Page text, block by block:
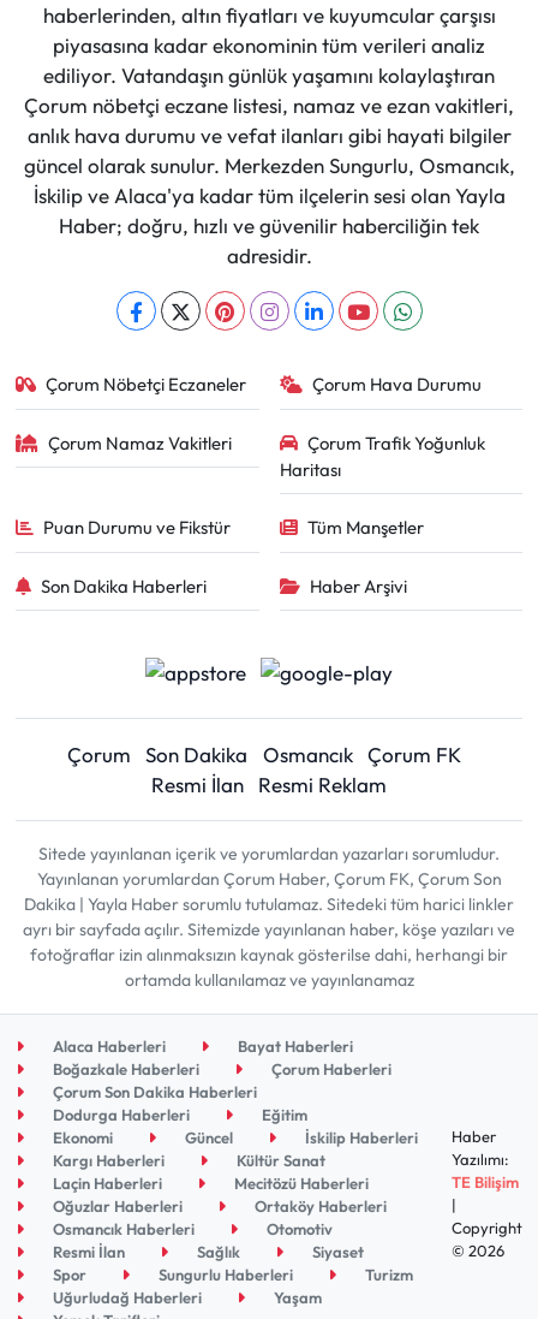
haberlerinden, altın fiyatları ve kuyumcular çarşısı
piyasasına kadar ekonominin tüm verileri analiz
ediliyor. Vatandaşın günlük yaşamını kolaylaştıran
Çorum nöbetçi eczane listesi, namaz ve ezan vakitleri,
anlık hava durumu ve vefat ilanları gibi hayati bilgiler
güncel olarak sunulur. Merkezden Sungurlu, Osmancık,
İskilip ve Alaca'ya kadar tüm ilçelerin sesi olan Yayla
Haber; doğru, hızlı ve güvenilir haberciliğin tek
adresidir.
Çorum Nöbetçi Eczaneler Çorum Hava Durumu
Çorum Namaz Vakitleri
Çorum Trafik Yoğunluk
Haritası
Puan Durumu ve Fikstür Tüm Manşetler
Son Dakika Haberleri Haber Arşivi
Çorum Son Dakika Osmancık Çorum FK
Resmi İlan
Resmi Reklam
Sitede yayınlanan içerik ve yorumlardan yazarları sorumludur.
Yayınlanan yorumlardan Çorum Haber, Çorum FK, Çorum Son
Dakika | Yayla Haber sorumlu tutulamaz. Sitedeki tüm harici linkler
ayrı bir sayfada açılır. Sitemizde yayınlanan haber, köşe yazıları ve
fotoğraflar izin alınmaksızın kaynak gösterilse dahi, herhangi bir
ortamda kullanılamaz ve yayınlanamaz
Alaca Haberleri
Bayat Haberleri
Boğazkale Haberleri
Çorum Haberleri
Çorum Son Dakika Haberleri
Dodurga Haberleri
Eğitim
Ekonomi
Güncel
İskilip Haberleri
Kargı Haberleri
Kültür Sanat
Laçin Haberleri
Mecitözü Haberleri
Oğuzlar Haberleri
Ortaköy Haberleri
Osmancık Haberleri
Otomotiv
Resmi İlan
Sağlık
Siyaset
Spor
Sungurlu Haberleri
Turizm
Uğurludağ Haberleri
Yaşam
Haber
Yazılımı:
TE Bilişim
|
Copyright
© 2026